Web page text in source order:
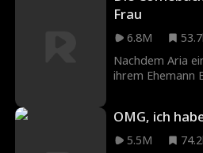
Frau
6.8M
Nachdem Aria
ihrem Ehemann
einfach
neuen Auftrag
OMG, ich
5.5M